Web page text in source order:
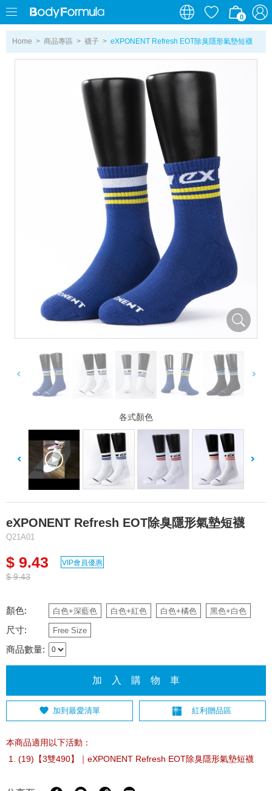
0
0
Home > 商品專區 > 襪子 > eXPONENT Refresh EOT除臭隱形氣墊短襪
各式顏色
eXPONENT Refresh EOT除臭隱形氣墊短襪
Q21A01
$ 9.43
$ 9.43
VIP會員優惠
顏色: 白色+深藍色 白色+紅色 白色+橘色 黑色+白色
尺寸: Free Size
商品數量:
加 入 購 物 車
加到最愛清單 紅利贈品區
本商品適用以下活動：
(19)【3雙490】｜eXPONENT Refresh EOT除臭隱形氣墊短襪